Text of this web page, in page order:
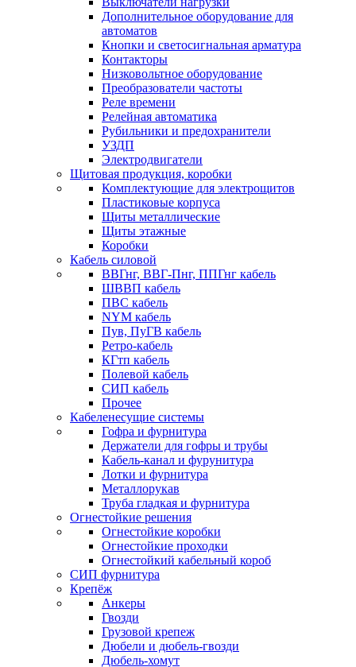
Дополнительное оборудование для
автоматов
Кнопки и светосигнальная арматура
Контакторы
Низковольтное оборудование
Преобразователи частоты
Реле времени
Релейная автоматика
Рубильники и предохранители
УЗДП
Электродвигатели
Щитовая продукция, коробки
Комплектующие для электрощитов
Пластиковые корпуса
Щиты металлические
Щиты этажные
Коробки
Кабель силовой
ВВГнг, ВВГ-Пнг, ППГнг кабель
ШВВП кабель
ПВС кабель
NYM кабель
Пув, ПуГВ кабель
Ретро-кабель
КГтп кабель
Полевой кабель
СИП кабель
Прочее
Кабеленесущие системы
Гофра и фурнитура
Держатели для гофры и трубы
Кабель-канал и фурунитура
Лотки и фурнитура
Металлорукав
Труба гладкая и фурнитура
Огнестойкие решения
Огнестойкие коробки
Огнестойкие проходки
Огнестойкий кабельный короб
СИП фурнитура
Крепёж
Анкеры
Гвозди
Грузовой крепеж
Дюбели и дюбель-гвозди
Дюбель-хомут